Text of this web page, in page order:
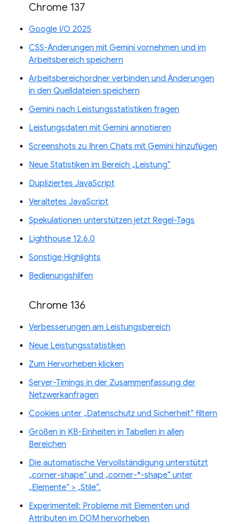
Chrome 137
Google I/O 2025
CSS-Änderungen mit Gemini vornehmen und im
Arbeitsbereich speichern
Arbeitsbereichordner verbinden und Änderungen
in den Quelldateien speichern
Gemini nach Leistungsstatistiken fragen
Leistungsdaten mit Gemini annotieren
Screenshots zu Ihren Chats mit Gemini hinzufügen
Neue Statistiken im Bereich „Leistung“
Dupliziertes JavaScript
Veraltetes JavaScript
Spekulationen unterstützen jetzt Regel-Tags
Lighthouse 12.6.0
Sonstige Highlights
Bedienungshilfen
Chrome 136
Verbesserungen am Leistungsbereich
Neue Leistungsstatistiken
Zum Hervorheben klicken
Server-Timings in der Zusammenfassung der
Netzwerkanfragen
Cookies unter „Datenschutz und Sicherheit“ filtern
Größen in KB-Einheiten in Tabellen in allen
Bereichen
Die automatische Vervollständigung unterstützt
„corner-shape“ und „corner-*-shape“ unter
„Elemente“ > „Stile“.
Experimentell: Probleme mit Elementen und
Attributen im DOM hervorheben